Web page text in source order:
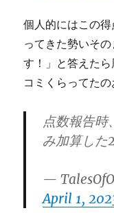
個人的にはこの
ってきた勢いそ
す！」と答えた
コミくらってたの
点数報告時
み加算した
—
April 1,